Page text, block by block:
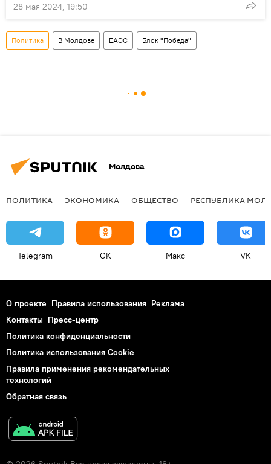
28 мая 2024, 19:50
Политика В Молдове ЕАЭС Блок "Победа"
Молдова
ПОЛИТИКА ЭКОНОМИКА ОБЩЕСТВО РЕСПУБЛИКА
Telegram OK Макс VK
О проекте Правила использования Реклама
Контакты Пресс-центр
Политика конфиденциальности
Политика использования Cookie
Правила применения рекомендательных
технологий
Обратная связь